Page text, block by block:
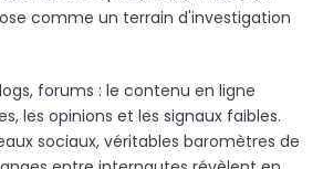
comme un terrain d'investigation
forums : le contenu en ligne
les opinions et les signaux faibles.
sociaux, véritables baromètres de